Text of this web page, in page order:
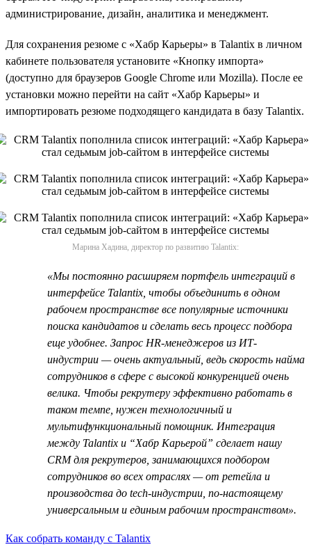
администрирование, дизайн, аналитика и менеджмент.
Для сохранения резюме с «Хабр Карьеры» в Talantix в личном
кабинете пользователя установите «Кнопку импорта»
(доступно для браузеров Google Chrome или Mozilla). После ее
установки можно перейти на сайт «Хабр Карьеры» и
импортировать резюме подходящего кандидата в базу Talantix.
Марина Хадина, директор по развитию Talantix:
«Мы постоянно расширяем портфель интеграций в
интерфейсе Talantiх, чтобы объединить в одном
рабочем пространстве все популярные источники
поиска кандидатов и сделать весь процесс подбора
еще удобнее. Запрос HR-менеджеров из ИТ-
индустрии — очень актуальный, ведь скорость найма
сотрудников в сфере с высокой конкуренцией очень
велика. Чтобы рекрутеру эффективно работать в
таком темпе, нужен технологичный и
мультифункциональный помощник. Интеграция
между Talantix и “Хабр Карьерой” сделает нашу
CRM для рекрутеров, занимающихся подбором
сотрудников во всех отраслях — от ретейла и
производства до tech-индустрии, по-настоящему
универсальным и единым рабочим пространством».
Как собрать команду с Talantix